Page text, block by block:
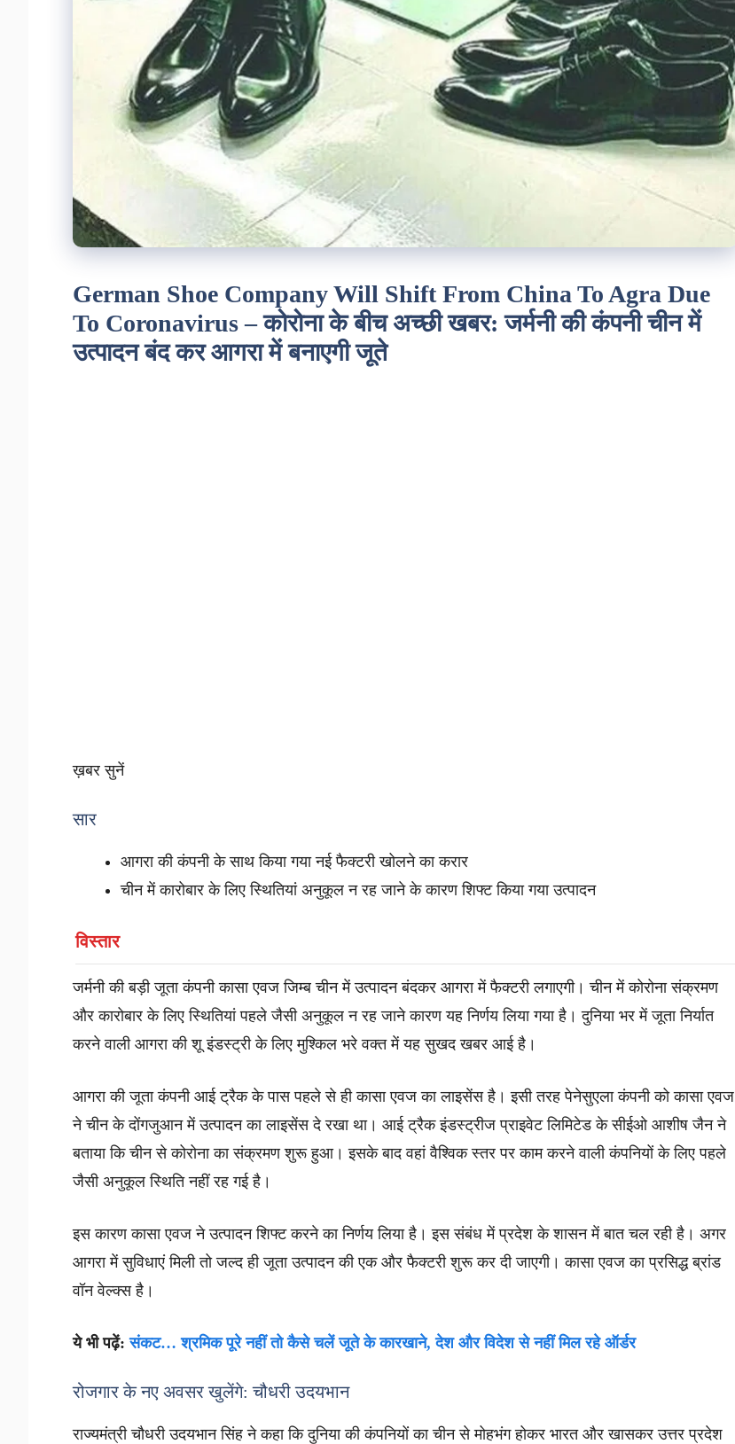
German Shoe Company Will Shift From China To Agra Due
To Coronavirus – कोरोना के बीच अच्छी खबर: जर्मनी की कंपनी चीन में
उत्पादन बंद कर आगरा में बनाएगी जूते
ख़बर सुनें
सार
आगरा की कंपनी के साथ किया गया नई फैक्टरी खोलने का करार
चीन में कारोबार के लिए स्थितियां अनुकूल न रह जाने के कारण शिफ्ट किया गया उत्पादन
विस्तार
जर्मनी की बड़ी जूता कंपनी कासा एवज जिम्ब चीन में उत्पादन बंदकर आगरा में फैक्टरी लगाएगी। चीन में कोरोना संक्रमण
और कारोबार के लिए स्थितियां पहले जैसी अनुकूल न रह जाने कारण यह निर्णय लिया गया है। दुनिया भर में जूता निर्यात
करने वाली आगरा की शू इंडस्ट्री के लिए मुश्किल भरे वक्त में यह सुखद खबर आई है।
आगरा की जूता कंपनी आई ट्रैक के पास पहले से ही कासा एवज का लाइसेंस है। इसी तरह पेनेसुएला कंपनी को कासा एवज
ने चीन के दोंगजुआन में उत्पादन का लाइसेंस दे रखा था। आई ट्रैक इंडस्ट्रीज प्राइवेट लिमिटेड के सीईओ आशीष जैन ने
बताया कि चीन से कोरोना का संक्रमण शुरू हुआ। इसके बाद वहां वैश्विक स्तर पर काम करने वाली कंपनियों के लिए पहले
जैसी अनुकूल स्थिति नहीं रह गई है।
इस कारण कासा एवज ने उत्पादन शिफ्ट करने का निर्णय लिया है। इस संबंध में प्रदेश के शासन में बात चल रही है। अगर
आगरा में सुविधाएं मिली तो जल्द ही जूता उत्पादन की एक और फैक्टरी शुरू कर दी जाएगी। कासा एवज का प्रसिद्ध ब्रांड
वॉन वेल्क्स है।
ये भी पढ़ें:संकट… श्रमिक पूरे नहीं तो कैसे चलें जूते के कारखाने, देश और विदेश से नहीं मिल रहे ऑर्डर
रोजगार के नए अवसर खुलेंगे: चौधरी उदयभान
राज्यमंत्री चौधरी उदयभान सिंह ने कहा कि दुनिया की कंपनियों का चीन से मोहभंग होकर भारत और खासकर उत्तर प्रदेश